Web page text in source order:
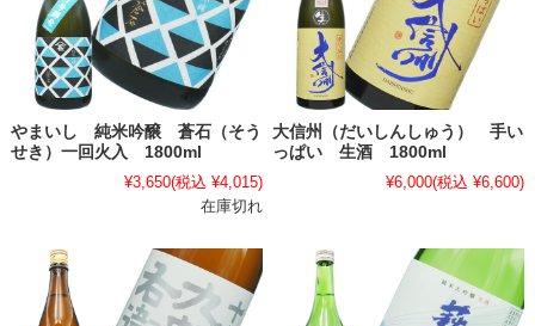
やまいし 純米吟醸 蒼石（そう
せき）一回火入 1800ml
¥3,650(税込 ¥4,015)
在庫切れ
大信州（だいしんしゅう） 手い
っぱい 生酒 1800ml
¥6,000(税込 ¥6,600)